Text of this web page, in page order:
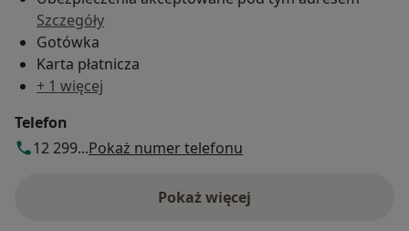
Szczegóły
Gotówka
Karta płatnicza
+ 1 więcej
Telefon
12 299...Pokaż numer telefonu
Pokaż więcej
o adresie